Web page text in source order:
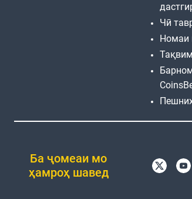
Чӣ
Номаи
Ба ҷомеаи мо
ҳамроҳ шавед